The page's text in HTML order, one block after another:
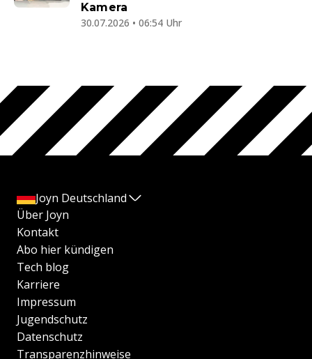
Kamera
30.07.2026 • 06:54 Uhr
Joyn Deutschland
Über Joyn
Kontakt
Abo hier kündigen
Tech blog
Karriere
Impressum
Jugendschutz
Datenschutz
Transparenzhinweise